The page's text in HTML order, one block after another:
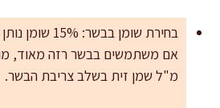
בחירת שומן
מ"ל שמן זית בשלב צריבת הבשר.